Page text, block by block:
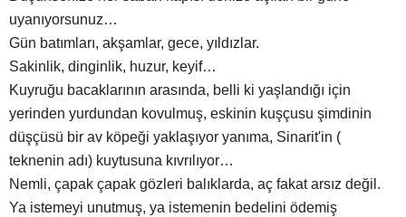
uyanıyorsunuz…
Gün batımları, akşamlar, gece, yıldızlar.
Sakinlik, dinginlik, huzur, keyif…
Kuyruğu bacaklarının arasında, belli ki yaşlandığı için
yerinden yurdundan kovulmuş, eskinin kuşçusu şimdinin
düşçüsü bir av köpeği yaklaşıyor yanıma, Sinarit'in (
teknenin adı) kuytusuna kıvrılıyor…
Nemli, çapak çapak gözleri balıklarda, aç fakat arsız değil.
Ya istemeyi unutmuş, ya istemenin bedelini ödemiş